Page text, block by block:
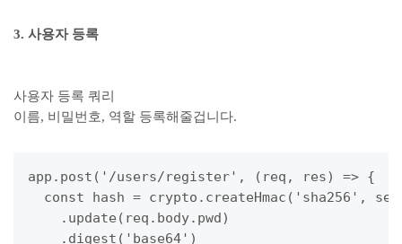
3. 사용자 등록
사용자 등록 쿼리
이름, 비밀번호, 역할 등록해줄겁니다.
app.post('/users/register', (req, res) => {
const hash = crypto.createHmac('sha256',
    .update(req.body.pwd)
    .digest('base64')